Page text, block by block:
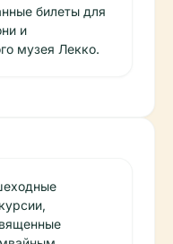
билеты для
и
музея Лекко.